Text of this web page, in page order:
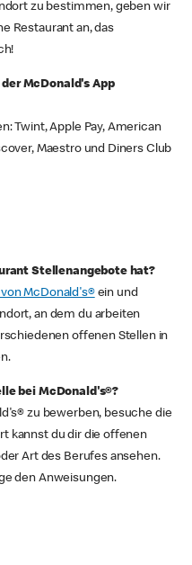
zu bestimmen, geben wir
Restaurant an, das
McDonald's App
Twint, Apple Pay, American
Maestro und Diners Club
Stellenangebote hat?
McDonald's®ein und
an dem du arbeiten
offenen Stellen in
bei McDonald's®?
zu bewerben, besuche die
kannst du dir die offenen
Art des Berufes ansehen.
den Anweisungen.